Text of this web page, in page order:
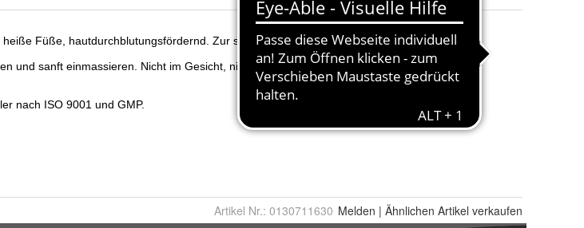
Artikel Nr.: 0130711630 Melden | Ähnlichen Artikel verkaufen